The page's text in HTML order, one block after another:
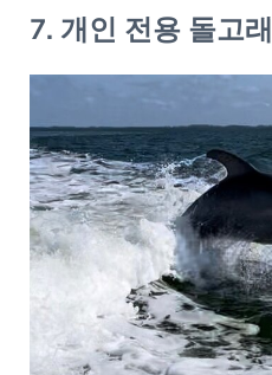
7. 개인 전용 돌고